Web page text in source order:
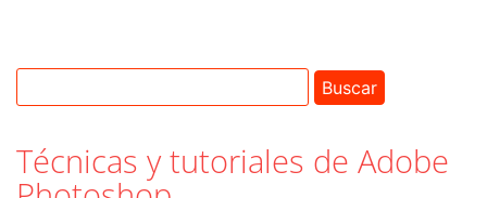
Técnicas y tutoriales de Adobe